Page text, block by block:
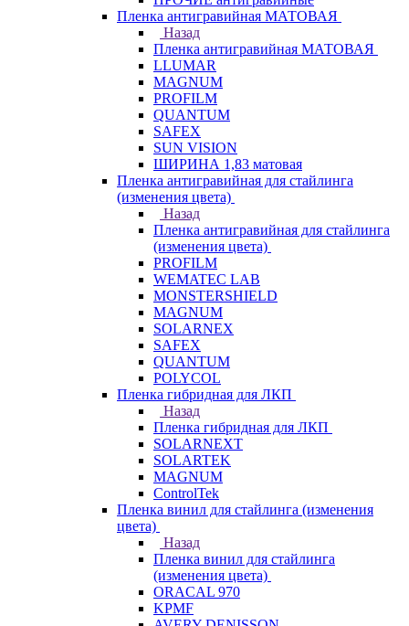
Пленка антигравийная МАТОВАЯ
Назад
Пленка антигравийная МАТОВАЯ
LLUMAR
MAGNUM
PROFILM
QUANTUM
SAFEX
SUN VISION
ШИРИНА 1,83 матовая
Пленка антигравийная для стайлинга
(изменения цвета)
Назад
Пленка антигравийная для стайлинга
(изменения цвета)
PROFILM
WEMATEC LAB
MONSTERSHIELD
MAGNUM
SOLARNEX
SAFEX
QUANTUM
POLYCOL
Пленка гибридная для ЛКП
Назад
Пленка гибридная для ЛКП
SOLARNEXT
SOLARTEK
MAGNUM
ControlTek
Пленка винил для стайлинга (изменения
цвета)
Назад
Пленка винил для стайлинга
(изменения цвета)
ORACAL 970
KPMF